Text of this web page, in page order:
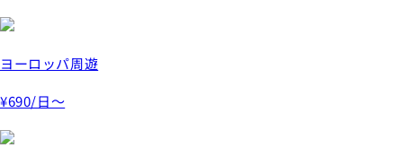
ヨーロッパ周遊
¥690/日～